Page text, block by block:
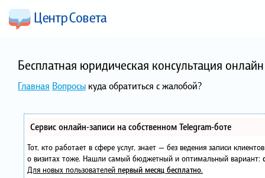
Бесплатная юридическая консультация
Главная Вопросы куда обратиться с жалобой?
Сервис онлайн-записи на собственном Telegram-боте
Тот, кто работает в сфере услуг, знает — без ведения записи
о визитах тоже. Нашли самый бюджетный и оптимальный вариант:
Для новых пользователей первый месяц бесплатно.